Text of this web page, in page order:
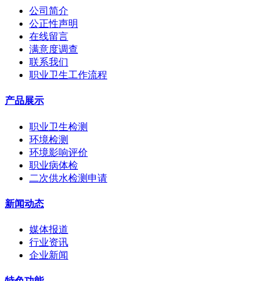
公司简介
公正性声明
在线留言
满意度调查
联系我们
职业卫生工作流程
产品展示
职业卫生检测
环境检测
环境影响评价
职业病体检
二次供水检测申请
新闻动态
媒体报道
行业资讯
企业新闻